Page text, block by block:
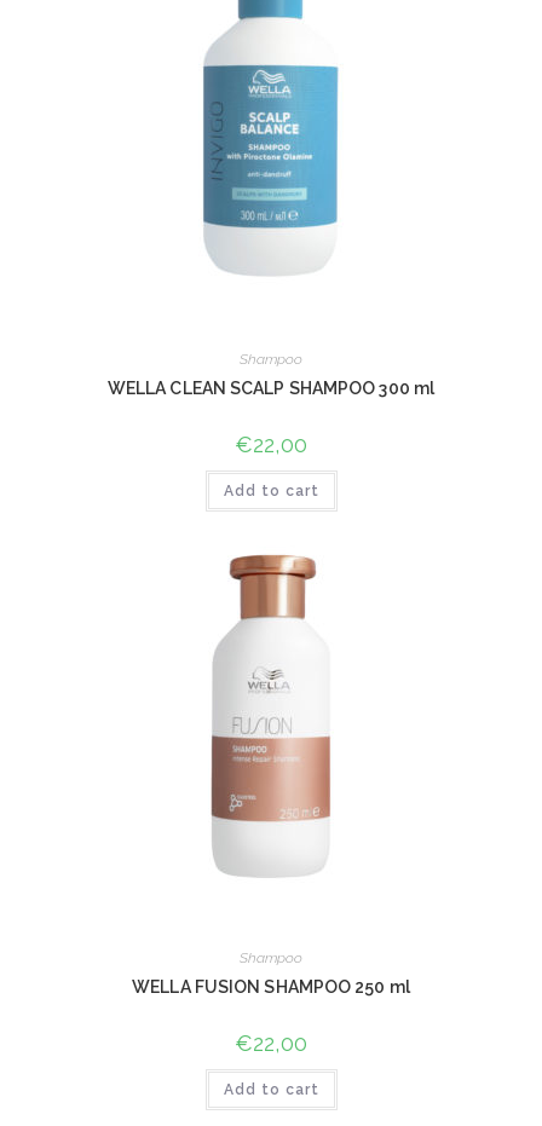
Shampoo
WELLA CLEAN SCALP SHAMPOO 300 ml
€22,00
Add to cart
Shampoo
WELLA FUSION SHAMPOO 250 ml
€22,00
Add to cart